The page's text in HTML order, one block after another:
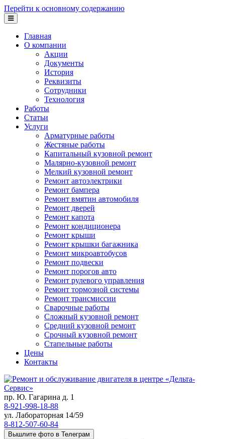
Перейти к основному содержанию
Главная
О компании
Акции
Документы
История
Реквизиты
Сотрудники
Технология
Работы
Статьи
Услуги
Арматурные работы
Жестяные работы
Капитальный кузовной ремонт
Малярно-кузовной ремонт
Мелкий кузовной ремонт
Ремонт автоэлектрики
Ремонт бампера
Ремонт вмятин автомобиля
Ремонт дверей
Ремонт капота
Ремонт кондиционера
Ремонт крыши
Ремонт крышки багажника
Ремонт микроавтобусов
Ремонт подвески
Ремонт порогов авто
Ремонт рулевого управления
Ремонт тормозной системы
Ремонт трансмиссии
Сварочные работы
Сложный кузовной ремонт
Средний кузовной ремонт
Срочный кузовной ремонт
Стапельные работы
Цены
Контакты
пр. Ю. Гагарина д. 1
8-921-998-18-88
ул. Лабораторная 14/59
8-812-507-60-84
Вышлите фото в Телеграм